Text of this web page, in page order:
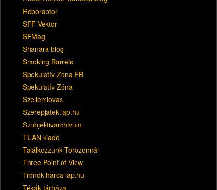
Roboraptor
SFF Vektor
SFMag
Shanara blog
Smoking Barrels
Spekulatív Zóna FB
Spekulatív Zóna
Szellemlovas
Szerepjatek.lap.hu
Szubjektivarchivum
TUAN kiadó
Találkozzunk Torozonnál
Three Point of View
Trónok harca lap.hu
Tékák tárháza